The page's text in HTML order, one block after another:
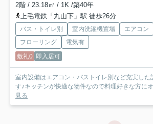
2階 / 23.18㎡ / 1K /築40年
上毛電鉄「丸山下」駅 徒歩26分
バス・トイレ別 室内洗濯機置場 エアコン
フローリング
電気有
敷礼0 即入居可
室内設備はエアコン・バストイレ別など充実した
す♪キッチンが快適な物件なので料理好きな方に
見る